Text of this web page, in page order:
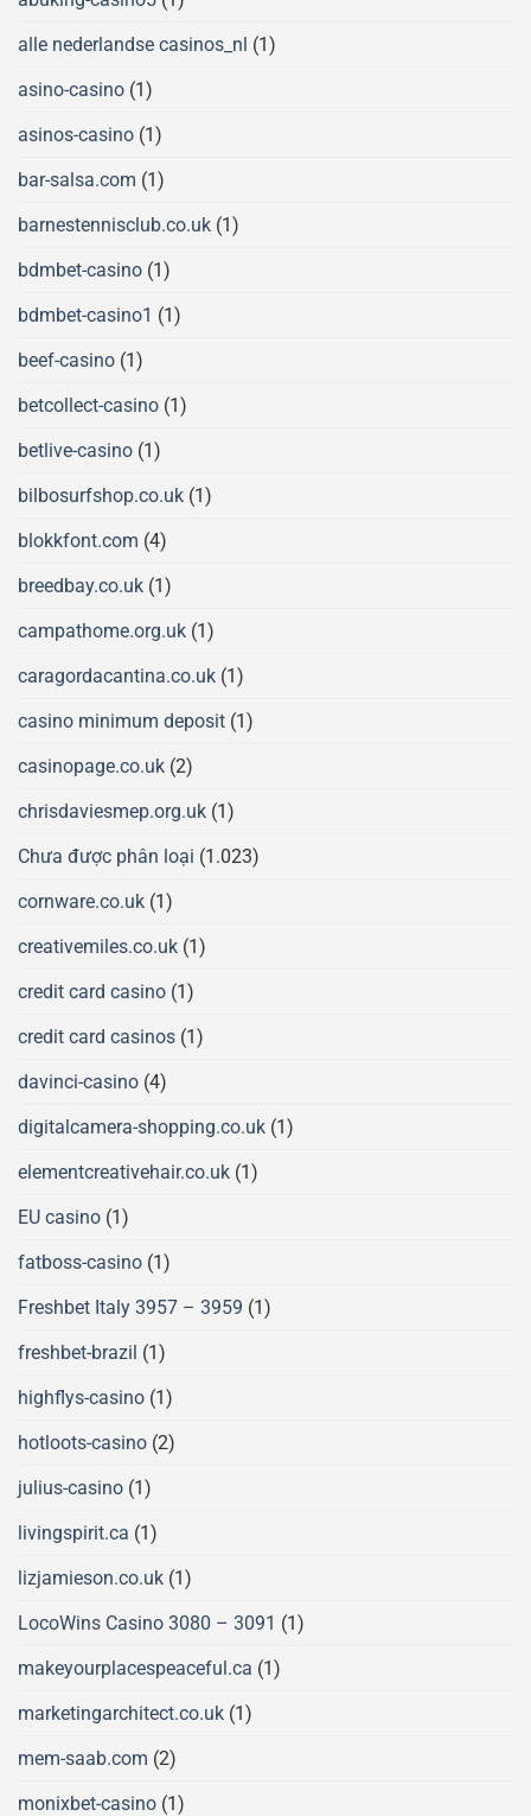
alle nederlandse casinos_nl (1)
asino-casino (1)
asinos-casino (1)
bar-salsa.com (1)
barnestennisclub.co.uk (1)
bdmbet-casino (1)
bdmbet-casino1 (1)
beef-casino (1)
betcollect-casino (1)
betlive-casino (1)
bilbosurfshop.co.uk (1)
blokkfont.com (4)
breedbay.co.uk (1)
campathome.org.uk (1)
caragordacantina.co.uk (1)
casino minimum deposit (1)
casinopage.co.uk (2)
chrisdaviesmep.org.uk (1)
Chưa được phân loại (1.023)
cornware.co.uk (1)
creativemiles.co.uk (1)
credit card casino (1)
credit card casinos (1)
davinci-casino (4)
digitalcamera-shopping.co.uk (1)
elementcreativehair.co.uk (1)
EU casino (1)
fatboss-casino (1)
Freshbet Italy 3957 – 3959 (1)
freshbet-brazil (1)
highflys-casino (1)
hotloots-casino (2)
julius-casino (1)
livingspirit.ca (1)
lizjamieson.co.uk (1)
LocoWins Casino 3080 – 3091 (1)
makeyourplacespeaceful.ca (1)
marketingarchitect.co.uk (1)
mem-saab.com (2)
monixbet-casino (1)